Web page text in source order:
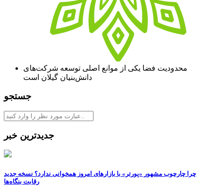
محدودیت فضا یکی از موانع اصلی توسعه شرکت‌های
دانش‌بنیان گیلان است
جستجو
جدیدترین خبر
چرا چارچوب مشهور «پورتر» با بازارهای امروز همخوانی ندارد؟ نسخه جدید
رقابت‌ بنگاه‌ها